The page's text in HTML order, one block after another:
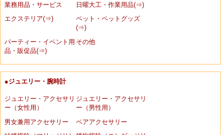
業務用品・サービス
日曜大工・作業用品(⇒)
エクステリア(⇒)
ペット・ペットグッズ
(⇒)
パーティー・イベント用
品・販促品(⇒)
その他
●ジュエリー・腕時計
ジュエリー・アクセサリ
ー（女性用）
ジュエリー・アクセサリ
ー（男性用）
男女兼用アクセサリー
ペアアクセサリー